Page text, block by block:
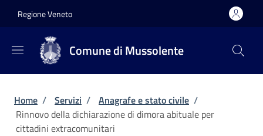
Regione Veneto
Comune di Mussolente
Briciole di pane
Home / Servizi / Anagrafe e stato civile /
Rinnovo della dichiarazione di dimora abituale per
cittadini extracomunitari